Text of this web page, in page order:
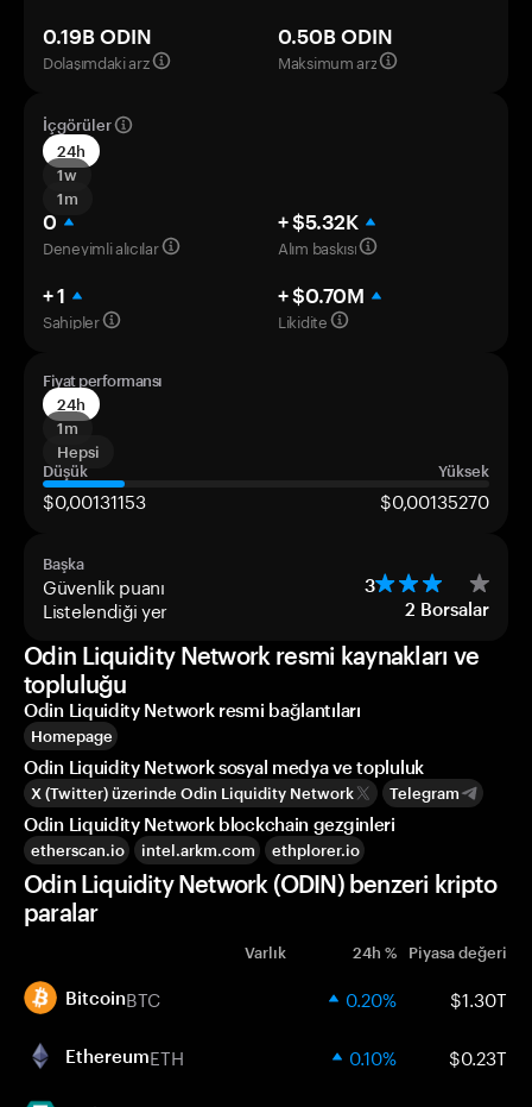
0.19B ODIN
Dolaşımdaki arz
0.50B ODIN
Maksimum arz
İçgörüler
24h
1w
1m
0
Deneyimli alıcılar
+ $5.32K
Alım baskısı
+ 1
Sahipler
+ $0.70M
Likidite
Fiyat performansı
24h
1m
Hepsi
Düşük
Yüksek
$0,00131153 $0,00135270
Başka
Güvenlik puanı 3
Listelendiği yer 2 Borsalar
Odin Liquidity Network resmi kaynakları ve
topluluğu
Odin Liquidity Network resmi bağlantıları
Homepage
Odin Liquidity Network sosyal medya ve topluluk
X (Twitter) üzerinde Odin Liquidity Network Telegram
Odin Liquidity Network blockchain gezginleri
etherscan.io intel.arkm.com ethplorer.io
Odin Liquidity Network (ODIN) benzeri kripto
paralar
Varlık 24h % Piyasa değeri
BitcoinBTC 0.20% $1.30T
EthereumETH 0.10% $0.23T